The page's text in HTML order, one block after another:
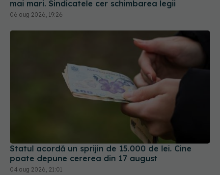
Statul acordă un sprijin de 15.000 de lei. Cine
poate depune cererea din 17 august
04 aug 2026, 21:01